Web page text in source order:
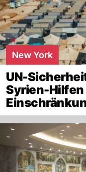
New York
UN-
Syrien-